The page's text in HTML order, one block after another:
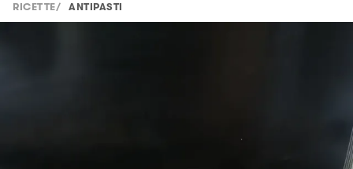
RICETTE/ ANTIPASTI